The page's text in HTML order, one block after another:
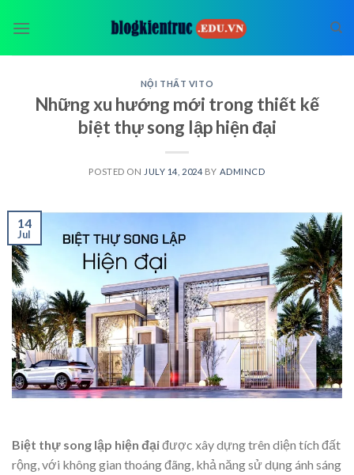
NỘI THẤT VITO
Những xu hướng mới trong thiết kế
biệt thự song lập hiện đại
POSTED ON JULY 14, 2024 BY ADMINCD
14
Jul
Biệt thự song lập hiện đạiđược xây dựng trên diện tích đất
rộng, với không gian thoáng đãng, khả năng sử dụng ánh sáng